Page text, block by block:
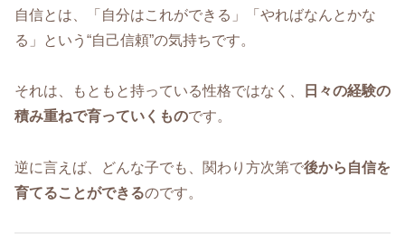
自信とは、「自分はこれができる」「やればなんとかな
る」という“自己信頼”の気持ちです。
それは、もともと持っている性格ではなく、
日々の経験の
積み重ねで育っていくものです。
逆に言えば、どんな子でも、関わり方次第で後から自信を
育てることができるのです。